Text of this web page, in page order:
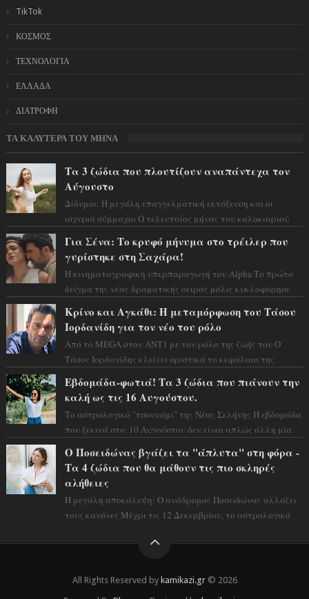
TikTok
ΚΟΣΜΟΣ
ΤΕΧΝΟΛΟΓΙΑ
ΕΛΛΑΔΑ
ΔΙΑΤΡΟΦΗ
ΤΑ ΚΑΛΥΤΕΡΑ ΤΟΥ ΜΗΝΑ
Τα 3 ζώδια που πλουτίζουν αναπάντεχα τον
Αύγουστο
Δίδυμοι: Η μεγάλη επαγγελματική εκτόξευση και οι
ισχυροί σύμμαχοι Ο τελευταίος μήνας του καλοκαιριού
Για Σένα: Το κρυφό μήνυμα στο τρέιλερ που
γυρίστηκε στη Σαχάρα!
Η κινηματογραφική υπερπαραγωγή του Alpha Το πρώτο
δείγμα της νέας δραματικής σειράς μόλις κυκλοφόρησε
Κρίνο και Αγκάθι: Η μεταμόρφωση του Τάσου
Ιορδανίδη για τον νέο του ρόλο
Από το MEGA στον ΑΝΤ1 με τον ρόλο της ζωής του Ο
Τάσος Ιορδανίδης κλείνει οριστικά το κεφάλαιο της
Εβδομάδα-φωτιά! Τα 3 ζώδια που πιάνουν την
καλή ως τις 16 Αυγούστου.
Το αστρολογικό "τσουνάμι" της Νέας Σελήνης Η εβδομάδα
που ξεκινά στις 10 Αυγούστου δεν είναι απλώς άλλη μία
Ο Ποσειδώνας βγάζει τα "άπλυτα" στη φόρα -
Τα 4 ζώδια που θα μάθουν τις πιο σκληρές
αλήθειες
Η μεγάλη αποκάλυψη: Ο ανάδρομος Ποσειδώνας αλλάζει
τους κανόνες Μέχρι τις 12 Δεκεμβρίου, το αστρολογικό
All Rights Reserved by kamikazi.gr© 2026